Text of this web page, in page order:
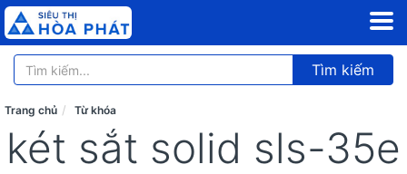
Tìm kiếm
Trang chủ Từ khóa
két sắt solid sls-35e